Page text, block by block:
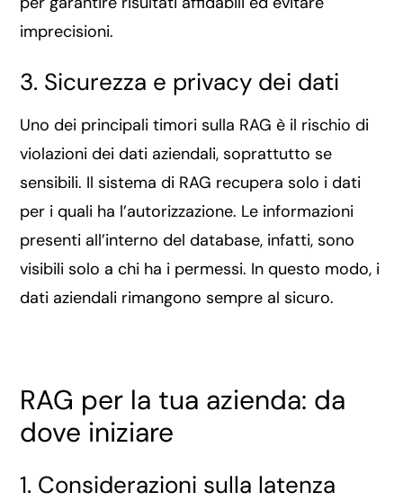
imprecisioni.
3. Sicurezza e privacy dei dati
Uno dei principali timori sulla RAG è il rischio di
violazioni dei dati aziendali, soprattutto se
sensibili. Il sistema di RAG recupera solo i dati
per i quali ha l’autorizzazione. Le informazioni
presenti all’interno del database, infatti, sono
visibili solo a chi ha i permessi. In questo modo, i
dati aziendali rimangono sempre al sicuro.
RAG per la tua azienda: da
dove iniziare
1. Considerazioni sulla latenza